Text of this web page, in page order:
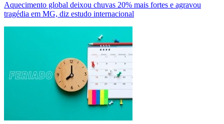
Aquecimento global deixou chuvas 20% mais fortes e agravou
tragédia em MG, diz estudo internacional